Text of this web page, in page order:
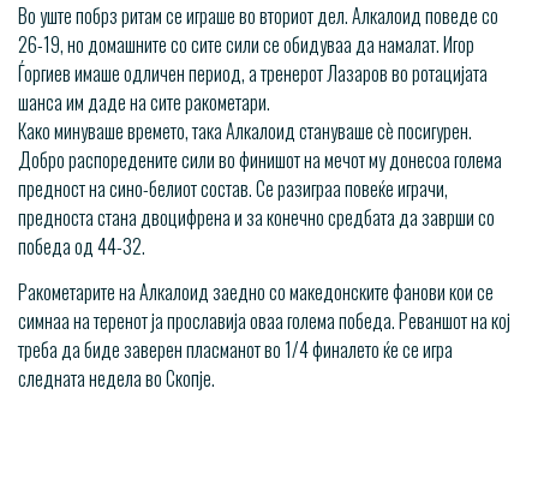
Во уште побрз ритам се играше во вториот дел. Алкалоид поведе со
26-19, но домашните со сите сили се обидуваа да намалат. Игор
Ѓоргиев имаше одличен период, а тренерот Лазаров во ротацијата
шанса им даде на сите ракометари.
Како минуваше времето, така Алкалоид стануваше сѐ посигурен.
Добро распоредените сили во финишот на мечот му донесоа голема
предност на сино-белиот состав. Се разиграа повеќе играчи,
предноста стана двоцифрена и за конечно средбата да заврши со
победа од 44-32.
Ракометарите на Алкалоид заедно со македонските фанови кои се
симнаа на теренот ја прославија оваа голема победа. Реваншот на кој
треба да биде заверен пласманот во 1/4 финалето ќе се игра
следната недела во Скопје.